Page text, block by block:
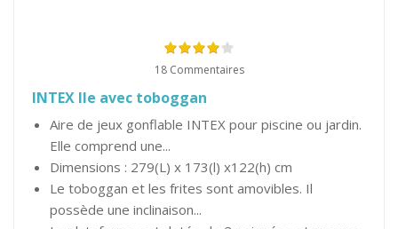
18 Commentaires
INTEX Ile avec toboggan
Aire de jeux gonflable INTEX pour piscine ou jardin.
Elle comprend une...
Dimensions : 279(L) x 173(l) x122(h) cm
Le toboggan et les frites sont amovibles. Il
possède une inclinaison...